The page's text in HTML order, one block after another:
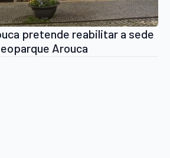
pretende reabilitar a sede
Arouca